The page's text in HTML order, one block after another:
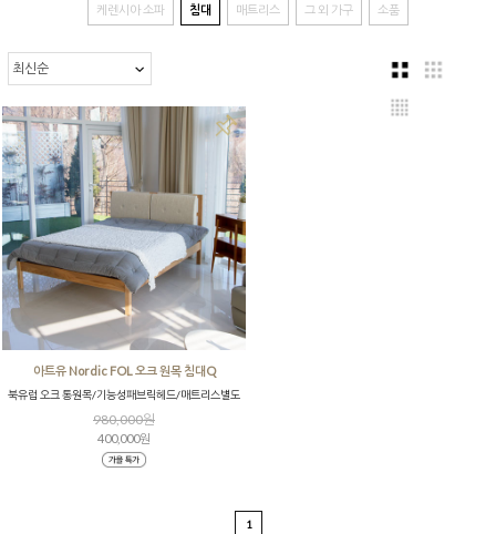
케렌시아 소파 침대 매트리스 그 외 가구 소품
아트유 Nordic FOL 오크 원목 침대Q
북유럽 오크 통원목/기능성패브릭헤드/매트리스별도
980,000원
400,000원
1